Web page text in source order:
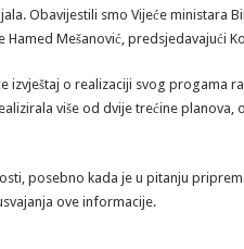
Obavijestili smo Vijeće ministara
Hamed Mešanović, predsjedavajući
izvještaj o realizaciji svog progama
više od dvije trećine
posebno kada je u pitanju
ove informacije.